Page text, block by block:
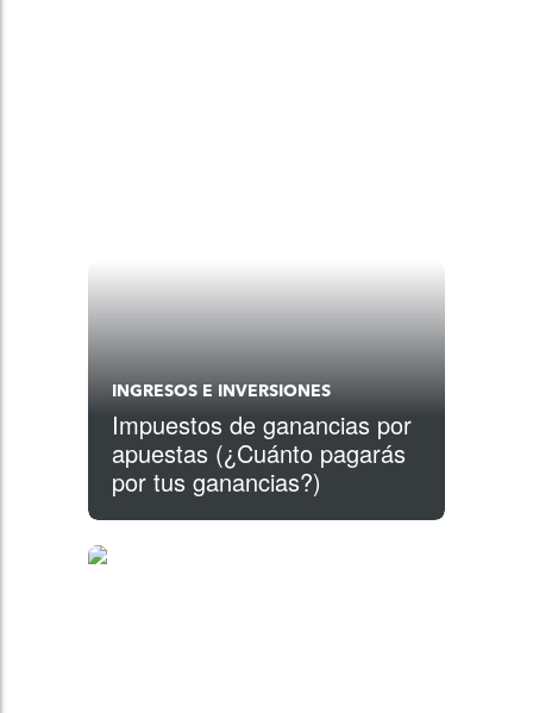
INGRESOS E INVERSIONES
Impuestos de ganancias por
apuestas (¿Cuánto pagarás
por tus ganancias?)